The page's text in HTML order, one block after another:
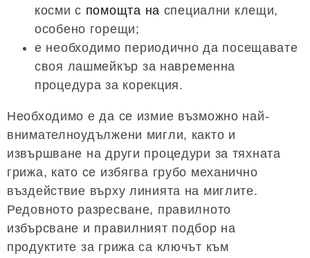
косми с помощта на специални клещи,
особено горещи;
е необходимо периодично да посещавате
своя лашмейкър за навременна
процедура за корекция.
Необходимо е да се измие възможно най-
внимателноудължени мигли, както и
извършване на други процедури за тяхната
грижа, като се избягва грубо механично
въздействие върху линията на миглите.
Редовното разресване, правилното
избърсване и правилният подбор на
продуктите за грижа са ключът към